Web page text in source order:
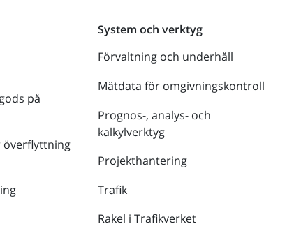
på
överflyttning
System och verktyg
Förvaltning och underhåll
Mätdata för omgivningskontroll
Prognos-, analys- och
kalkylverktyg
Projekthantering
Trafik
Rakel i Trafikverket